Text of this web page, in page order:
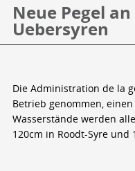
Neue Pegel
Uebersyren
Die Administration de la
Betrieb genommen,
Wasserstände werden
120cm in Roodt-Syre